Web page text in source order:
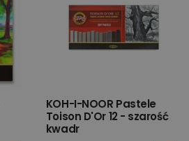
KOH-I-NOOR Pastele
Toison D'Or 12 - szarość
kwadr